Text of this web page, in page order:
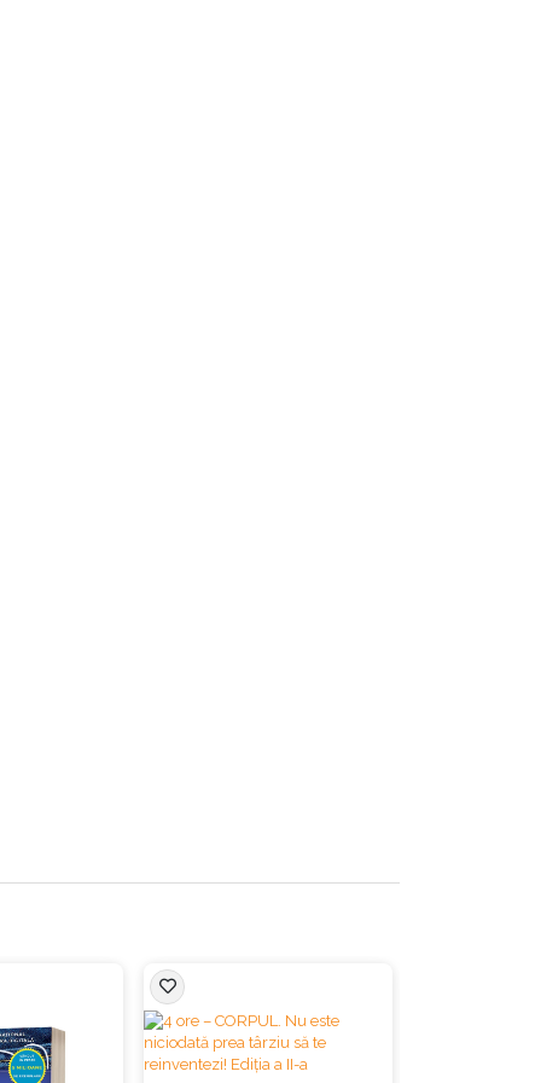
urban stabilit în Berlin. El și-a
toxice.
fiind expusă din plin la soare, iar